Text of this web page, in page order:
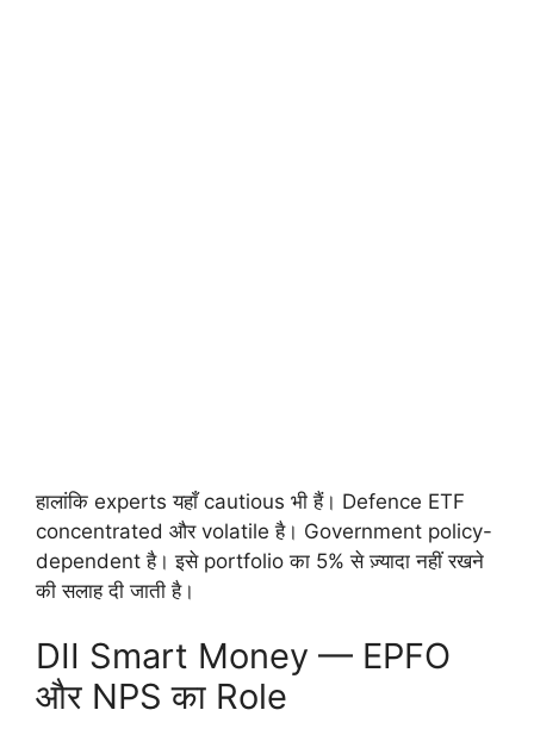
हालांकि experts यहाँ cautious भी हैं। Defence ETF
concentrated और volatile है। Government policy-
dependent है। इसे portfolio का 5% से ज़्यादा नहीं रखने
की सलाह दी जाती है।
DII Smart Money — EPFO
और NPS का Role